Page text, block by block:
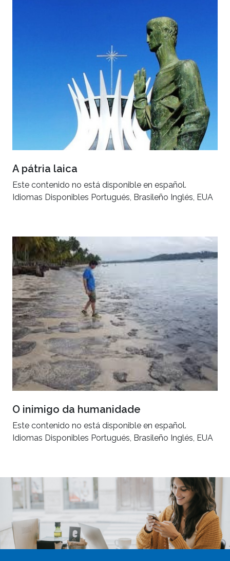
A pátria laica
Este contenido no está disponible en español.
Idiomas Disponibles Portugués, Brasileño Inglés, EUA
O inimigo da humanidade
Este contenido no está disponible en español.
Idiomas Disponibles Portugués, Brasileño Inglés, EUA